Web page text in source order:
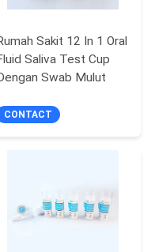
Sakit 12 In 1 Oral
Saliva Test Cup
Swab Mulut
CONTACT